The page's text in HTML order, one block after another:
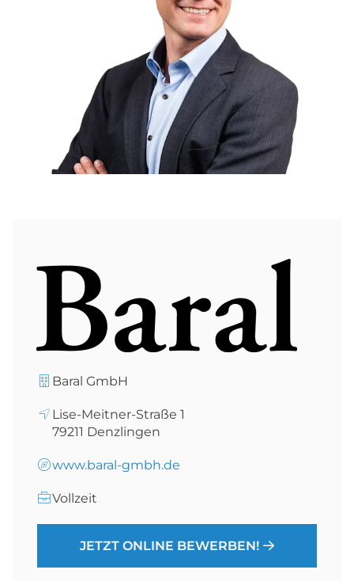
Baral GmbH
Lise-Meitner-Straße 1
79211 Denzlingen
www.baral-gmbh.de
Vollzeit
JETZT ONLINE BEWERBEN!